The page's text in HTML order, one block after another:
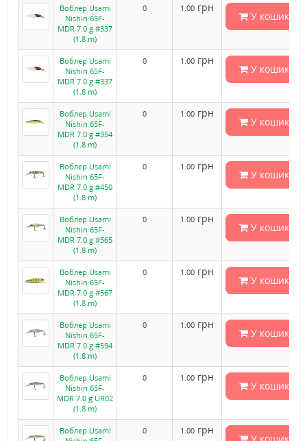
Воблер Usami
Nishin 65F-
MDR 7.0 g #337
(1.8 m)
0 1.00 грн
У кошик
Воблер Usami
Nishin 65F-
MDR 7.0 g #337
(1.8 m)
0 1.00 грн
У кошик
Воблер Usami
Nishin 65F-
MDR 7.0 g #354
(1.8 m)
0 1.00 грн
У кошик
Воблер Usami
Nishin 65F-
MDR 7.0 g #450
(1.8 m)
0 1.00 грн
У кошик
Воблер Usami
Nishin 65F-
MDR 7.0 g #565
(1.8 m)
0 1.00 грн
У кошик
Воблер Usami
Nishin 65F-
MDR 7.0 g #567
(1.8 m)
0 1.00 грн
У кошик
Воблер Usami
Nishin 65F-
MDR 7.0 g #594
(1.8 m)
0 1.00 грн
У кошик
Воблер Usami
Nishin 65F-
MDR 7.0 g UR02
(1.8 m)
0 1.00 грн
У кошик
Воблер Usami
0 1.00 грн